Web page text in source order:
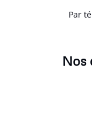
Par
Nos